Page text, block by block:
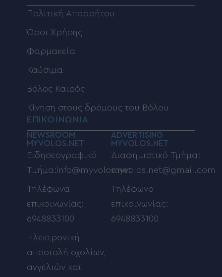
Πολιτική Απορρήτου
Όροι Χρήσης
Φαρμακεία
Καύσιμα
Βόλος Καιρός
Κίνηση στους δρόμους του Βόλου
ΕΠΙΚΟΙΝΩΝΙΑ
NEWSROOM
MYVOLOS.NET
Ειδησεογραφικό
Τμήμα:info@myvolos.net
Τηλέφωνα
επικοινωνίας:
6948833100
Ηλεκτρονική
αποστολή σχολίων,
αγγελιών και
ADVERTISING
MYVOLOS.NET
Διαφημιστικό Τμήμα:
myvolos.net@gmail.com
Τηλέφωνο
επικοινωνίας:
6948833100